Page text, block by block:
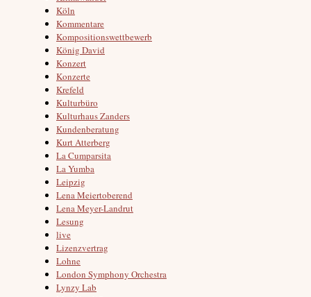
Köln
Kommentare
Kompositionswettbewerb
König David
Konzert
Konzerte
Krefeld
Kulturbüro
Kulturhaus Zanders
Kundenberatung
Kurt Atterberg
La Cumparsita
La Yumba
Leipzig
Lena Meiertoberend
Lena Meyer-Landrut
Lesung
live
Lizenzvertrag
Lohne
London Symphony Orchestra
Lynzy Lab